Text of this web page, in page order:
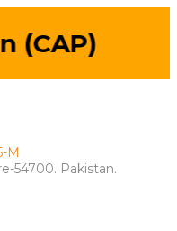
M
54700. Pakistan.